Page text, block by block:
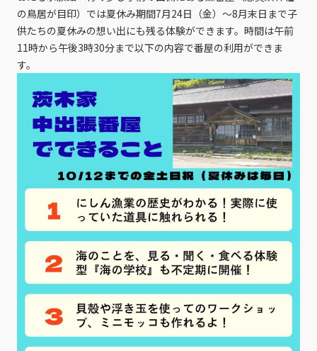
の鳥居が目印）では夏休み期間7月24日（金）～8月末日まで子
供たちの夏休みの想い出にも残る体験ができます。時間は午前
11時から午後3時30分まで以下の内容で番屋の利用ができま
す。